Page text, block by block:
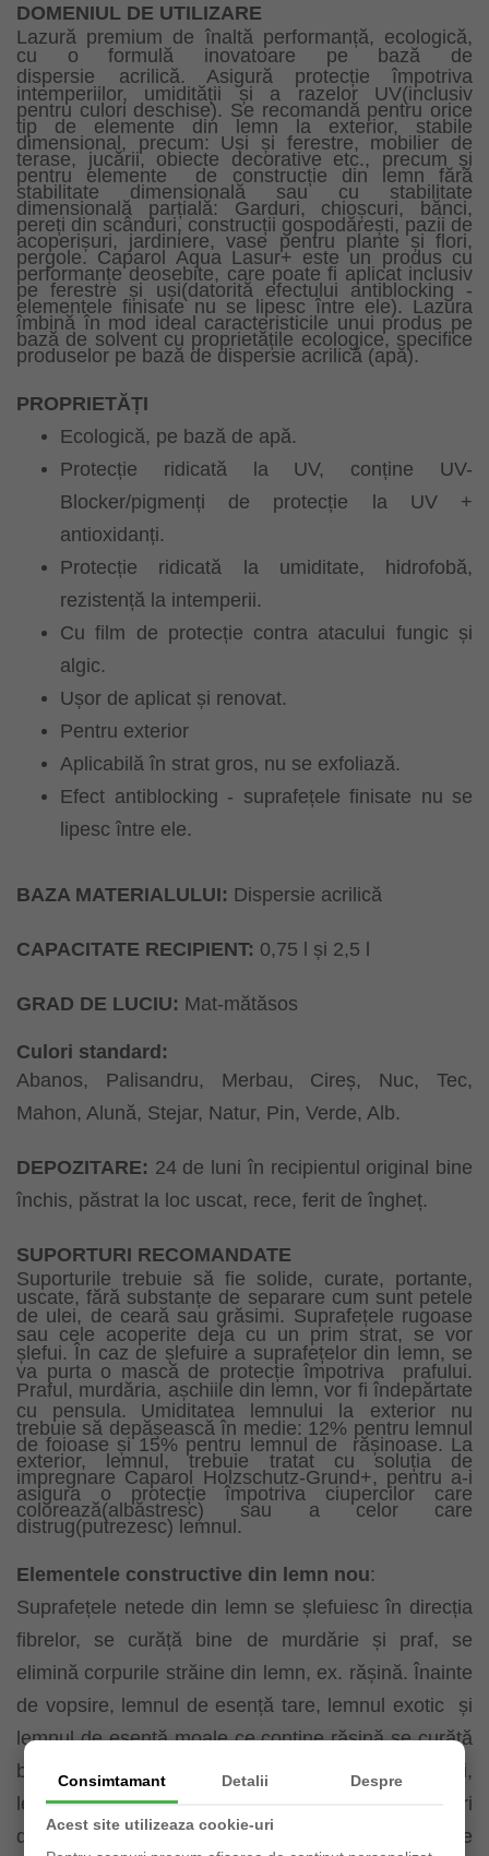
DOMENIUL DE UTILIZARE
Lazură premium de înaltă performanță, ecologică,
cu o formulă inovatoare pe bază de
dispersie
acrilică. Asigură protecție împotriva
intemperiilor, umidității și a razelor UV(inclusiv
pentru culori deschise). Se recomandă pentru orice
tip de elemente din lemn la exterior, stabile
dimensional, precum: Uși și ferestre, mobilier de
terase, jucării, obiecte decorative etc., precum și
pentru elemente de construcție din lemn fără
stabilitate dimensională sau cu stabilitate
dimensională parțială: Garduri, chioșcuri, bănci,
pereți din scânduri, construcții gospodărești, pazii de
acoperișuri, jardiniere, vase pentru plante și flori,
pergole. Caparol Aqua Lasur+ este un produs cu
performanțe deosebite, care poate fi aplicat inclusiv
pe ferestre și uși(datorită efectului antiblocking -
elementele finisate nu se lipesc între ele). Lazura
îmbină în mod ideal caracteristicile unui produs pe
bază de solvent cu proprietățile ecologice, specifice
produselor pe bază de dispersie acrilică (apă).
PROPRIETĂȚI
Ecologică, pe bază de apă.
Protecție ridicată la UV, conține UV-
Blocker/pigmenți de protecție la UV +
antioxidanți.
Protecție ridicată la umiditate, hidrofobă,
rezistență la intemperii.
Cu film de protecție contra atacului fungic și
algic.
Ușor de aplicat și renovat.
Pentru exterior
Aplicabilă în strat gros, nu se exfoliază.
Efect antiblocking - suprafețele finisate nu se
lipesc între ele.
BAZA MATERIALULUI: Dispersie acrilică
CAPACITATE RECIPIENT: 0,75 l și 2,5 l
GRAD DE LUCIU: Mat-mătăsos
Culori standard:
Abanos, Palisandru, Merbau, Cireș, Nuc, Tec,
Mahon, Alună, Stejar, Natur, Pin, Verde, Alb.
DEPOZITARE: 24 de luni în recipientul original bine
închis, păstrat la loc uscat, rece, ferit de îngheț.
SUPORTURI RECOMANDATE
Suporturile trebuie să fie solide, curate, portante,
uscate, fără substanțe de separare cum sunt petele
de ulei, de ceară sau grăsimi. Suprafețele rugoase
sau cele acoperite deja cu un prim strat, se vor
șlefui. În caz de șlefuire a suprafețelor din lemn, se
va purta o mască de protecție împotriva
prafului.
Praful, murdăria, așchiile din lemn, vor fi îndepărtate
cu pensula. Umiditatea lemnului la
exterior nu
trebuie să depășească în medie: 12% pentru lemnul
de foioase și 15% pentru lemnul de rășinoase. La
exterior, lemnul, trebuie tratat cu soluția de
impregnare Caparol Holzschutz-Grund+, pentru a-i
asigura o protecție împotriva ciupercilor care
colorează(albăstresc) sau a celor care
distrug(putrezesc) lemnul.
Elementele constructive din lemn nou:
Suprafețele netede din lemn se șlefuiesc în direcția
fibrelor, se curăță bine de murdărie și praf, se
elimină corpurile străine din lemn, ex. rășină. Înainte
de vopsire, lemnul de esență tare, lemnul exotic
și
lemnul de esență moale ce conține rășină se curăță
bine cu diluant universal-nitro. În celelalte
cazuri,
lemnul se curăță doar. Aplicați întotdeauna straturi
de probă pe lemnul astfel pregătit. Lemnul se
Consimtamant Detalii Despre
Acest site utilizeaza cookie-uri